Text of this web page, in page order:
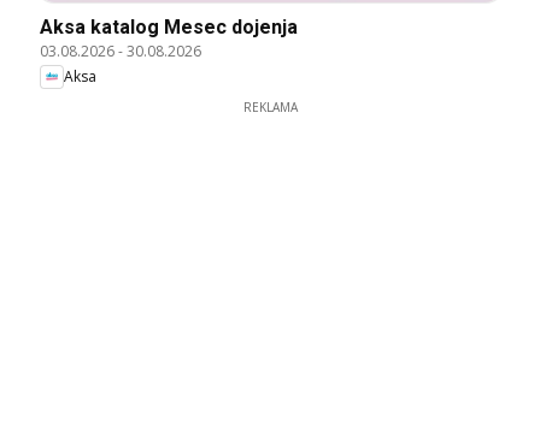
Aksa katalog Mesec dojenja
03.08.2026-30.08.2026
Aksa
REKLAMA